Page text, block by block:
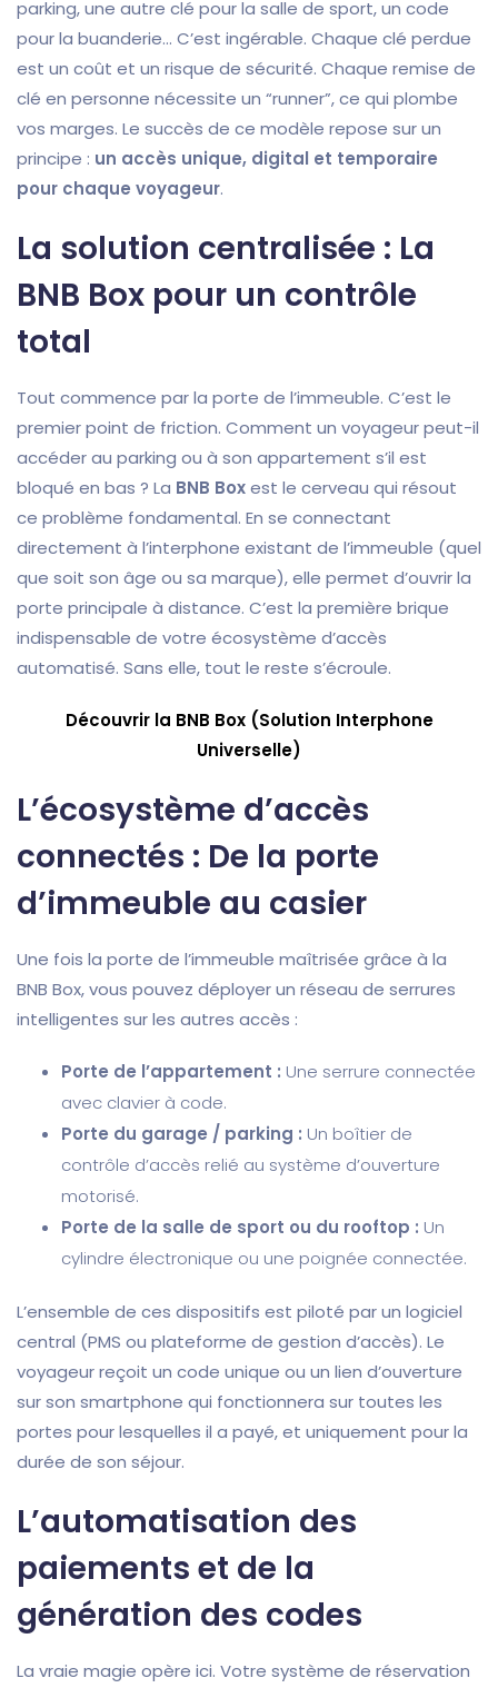
parking, une autre clé pour la salle de sport, un code
pour la buanderie… C’est ingérable. Chaque clé perdue
est un coût et un risque de sécurité. Chaque remise de
clé en personne nécessite un “runner”, ce qui plombe
vos marges. Le succès de ce modèle repose sur un
principe : un accès unique, digital et temporaire
pour chaque voyageur.
La solution centralisée : La
BNB Box pour un contrôle
total
Tout commence par la porte de l’immeuble. C’est le
premier point de friction. Comment un voyageur peut-il
accéder au parking ou à son appartement s’il est
bloqué en bas ? La BNB Boxest le cerveau qui résout
ce problème fondamental. En se connectant
directement à l’interphone existant de l’immeuble (quel
que soit son âge ou sa marque), elle permet d’ouvrir la
porte principale à distance. C’est la première brique
indispensable de votre écosystème d’accès
automatisé. Sans elle, tout le reste s’écroule.
Découvrir la BNB Box (Solution Interphone
Universelle)
L’écosystème d’accès
connectés : De la porte
d’immeuble au casier
Une fois la porte de l’immeuble maîtrisée grâce à la
BNB Box, vous pouvez déployer un réseau de serrures
intelligentes sur les autres accès :
Porte de l’appartement : Une serrure connectée
avec clavier à code.
Porte du garage / parking : Un boîtier de
contrôle d’accès relié au système d’ouverture
motorisé.
Porte de la salle de sport ou du rooftop : Un
cylindre électronique ou une poignée connectée.
L’ensemble de ces dispositifs est piloté par un logiciel
central (PMS ou plateforme de gestion d’accès). Le
voyageur reçoit un code unique ou un lien d’ouverture
sur son smartphone qui fonctionnera sur toutes les
portes pour lesquelles il a payé, et uniquement pour la
durée de son séjour.
L’automatisation des
paiements et de la
génération des codes
La vraie magie opère ici. Votre système de réservation